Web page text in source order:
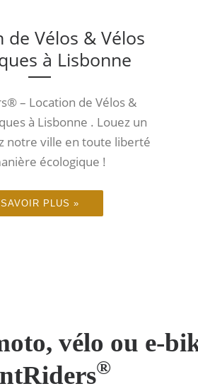
de Vélos & Vélos
à Lisbonne
– Location de Vélos &
à Lisbonne . Louez un
notre ville en toute liberté
écologique !
SAVOIR PLUS »
vélo ou e-
®